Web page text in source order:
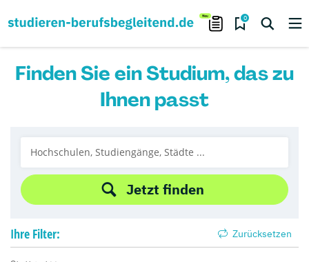
0
Finden Sie ein Studium, das zu
Ihnen passt
Jetzt finden
Ihre Filter: Zurücksetzen